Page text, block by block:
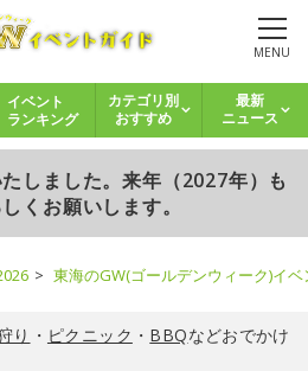
MENU
イベント
ランキング
カテゴリ別
おすすめ
最新
ニュース
しました。来年（2027年）も
くお願いします。
東海のGW(ゴールデンウィーク)イ
り ・ ピクニック ・ BBQなどおでかけ